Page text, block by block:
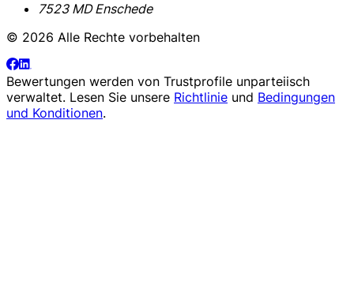
7523 MD Enschede
© 2026 Alle Rechte vorbehalten
Bewertungen werden von Trustprofile unparteiisch
verwaltet. Lesen Sie unsere Richtlinie und Bedingungen
und Konditionen.